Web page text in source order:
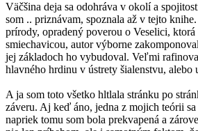
Väčšina deja sa odohráva v okolí a
som .. priznávam, spoznala až v tejto
prírody, opradený poverou o Veselici, ktorá
smiechavicou, autor výborne
jej základoch ho vybudoval. Veľmi
hlavného hrdinu v ústrety šialenstvu, alebo
A ja som toto všetko hltlala stránku po
záveru. Aj keď áno, jedna z mojich teórii
napriek tomu som bola prekvapená a